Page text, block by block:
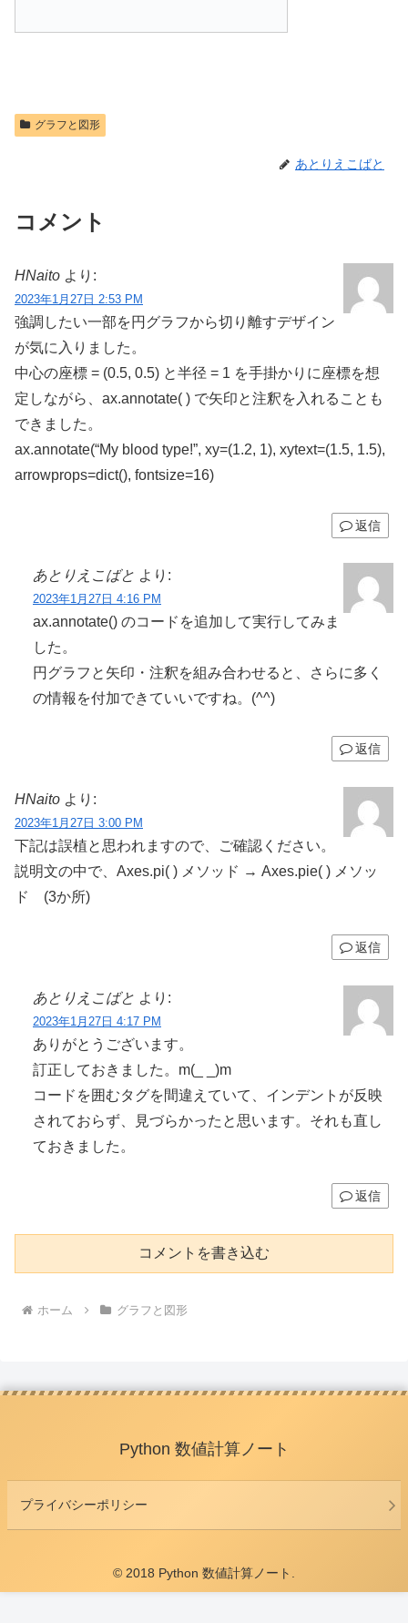
グラフと図形
あとりえこばと
コメント
HNaito より:
2023年1月27日 2:53 PM
強調したい一部を円グラフから切り離すデザイン
が気に入りました。
中心の座標 = (0.5, 0.5) と半径 = 1 を手掛かりに座標を想
定しながら、ax.annotate( ) で矢印と注釈を入れることも
できました。
ax.annotate(“My blood type!”, xy=(1.2, 1), xytext=(1.5, 1.5),
arrowprops=dict(), fontsize=16)
返信
あとりえこばと より:
2023年1月27日 4:16 PM
ax.annotate() のコードを追加して実行してみま
した。
円グラフと矢印・注釈を組み合わせると、さらに多く
の情報を付加できていいですね。(^^)
返信
HNaito より:
2023年1月27日 3:00 PM
下記は誤植と思われますので、ご確認ください。
説明文の中で、Axes.pi( ) メソッド → Axes.pie( ) メソッ
ド (3か所)
返信
あとりえこばと より:
2023年1月27日 4:17 PM
ありがとうございます。
訂正しておきました。m(_ _)m
コードを囲むタグを間違えていて、インデントが反映
されておらず、見づらかったと思います。それも直し
ておきました。
返信
コメントを書き込む
ホーム グラフと図形
Python 数値計算ノート
プライバシーポリシー
© 2018 Python 数値計算ノート.